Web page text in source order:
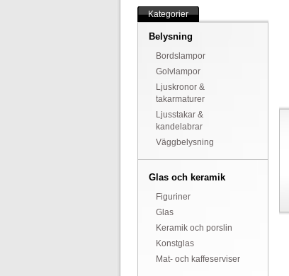
Kategorier
Belysning
Bordslampor
Golvlampor
Ljuskronor &
takarmaturer
Ljusstakar &
kandelabrar
Väggbelysning
Glas och keramik
Figuriner
Glas
Keramik och porslin
Konstglas
Mat- och kaffeserviser